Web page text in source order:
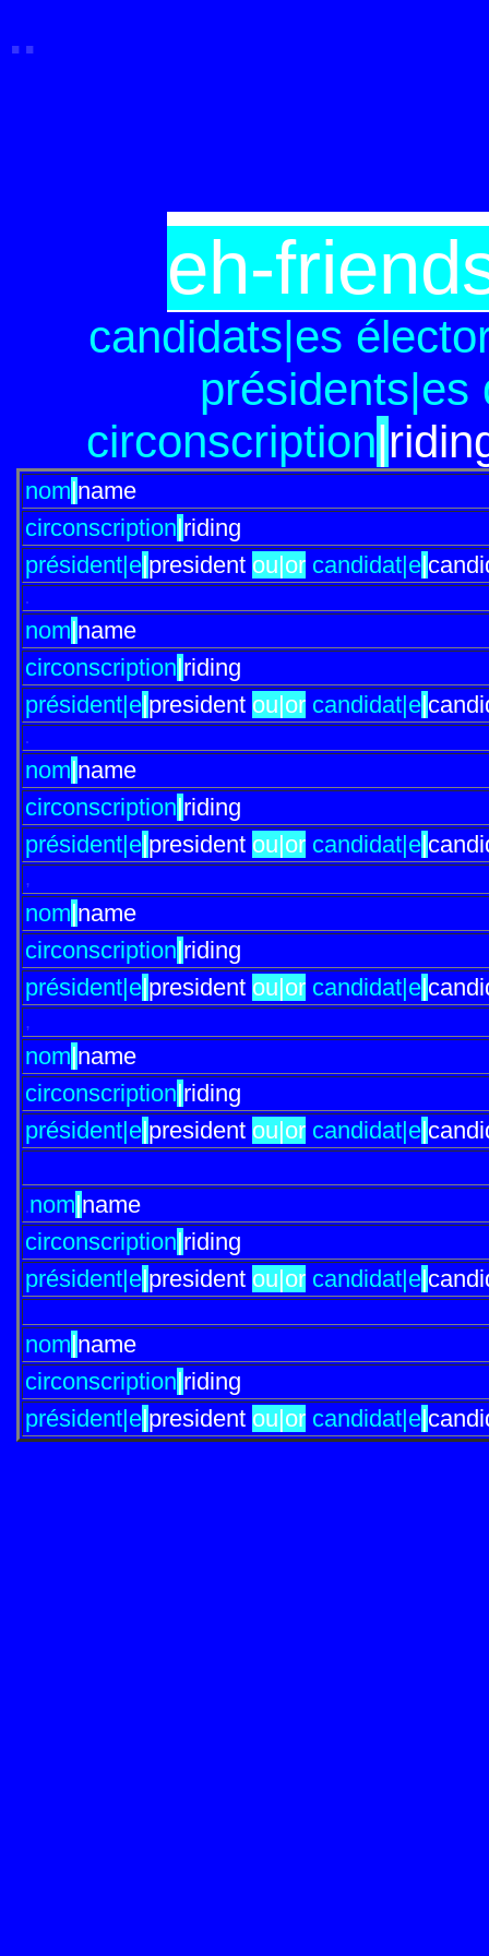
..
eh-
candidats|es
présidents|es
circonscription|
nom|name
circonscription|riding
président|e|president ou|or candidat|e|
.
nom|name
circonscription|riding
président|e|president ou|or candidat|e|
.
nom|name
circonscription|riding
président|e|president ou|or candidat|e|
,
nom|name
circonscription|riding
président|e|president ou|or candidat|e|
,
nom|name
circonscription|riding
président|e|president ou|or candidat|e|
.nom|name
circonscription|riding
président|e|president ou|or candidat|e|
nom|name
circonscription|riding
président|e|president ou|or candidat|e|